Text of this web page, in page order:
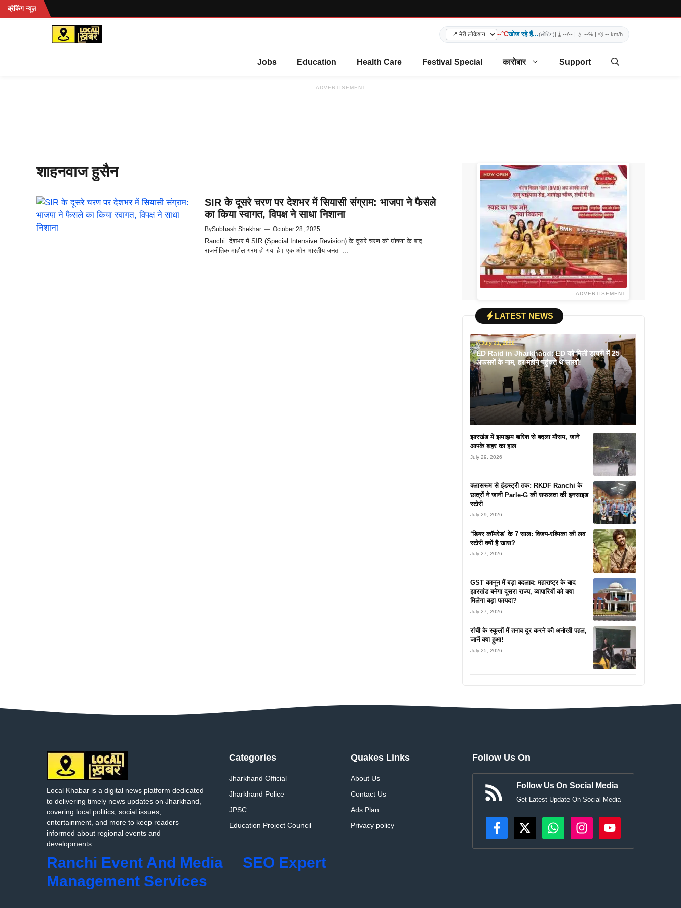
Skip
to
ब्रेकिंग न्यूज़
रहें...
--°Cखोज रहे हैं...(लोडिंग)| 🌡️ --/-- | 💧 --% | 💨 -- km/h
Jobs Education Health Care Festival Special कारोबार Support
ADVERTISEMENT
शाहनवाज हुसैन
SIR के दूसरे चरण पर देशभर में सियासी संग्राम: भाजपा ने फैसले
का किया स्वागत, विपक्ष ने साधा निशाना
BySubhash Shekhar — October 28, 2025
Ranchi: देशभर में SIR (Special Intensive Revision) के दूसरे चरण की घोषणा के बाद
राजनीतिक माहौल गरम हो गया है। एक ओर भारतीय जनता ...
ADVERTISEMENT
LATEST NEWS
July 31, 2026
ED Raid in Jharkhand: ED को मिली डायरी में 25
अफसरों के नाम, हर महीने पहुंचते थे लाखों!
झारखंड में झमाझम बारिश से बदला मौसम, जानें
आपके शहर का हाल
July 29, 2026
क्लासरूम से इंडस्ट्री तक: RKDF Ranchi के
छात्रों ने जानी Parle-G की सफलता की इनसाइड
स्टोरी
July 29, 2026
‘डियर कॉमरेड’ के 7 साल: विजय-रश्मिका की लव
स्टोरी क्यों है खास?
July 27, 2026
GST कानून में बड़ा बदलाव: महाराष्ट्र के बाद
झारखंड बनेगा दूसरा राज्य, व्यापारियों को क्या
मिलेगा बड़ा फायदा?
July 27, 2026
रांची के स्कूलों में तनाव दूर करने की अनोखी पहल,
जानें क्या हुआ!
July 25, 2026
Local Khabar is a digital news platform dedicated
to delivering timely news updates on Jharkhand,
covering local politics, social issues,
entertainment, and more to keep readers
informed about regional events and
developments..
Categories
Jharkhand Official
Jharkhand Police
JPSC
Education Project Council
Quakes Links
About Us
Contact Us
Ads Plan
Privacy policy
Follow Us On
Follow Us On Social Media
Get Latest Update On Social Media
Ranchi Event And Media
Management Services
SEO Expert